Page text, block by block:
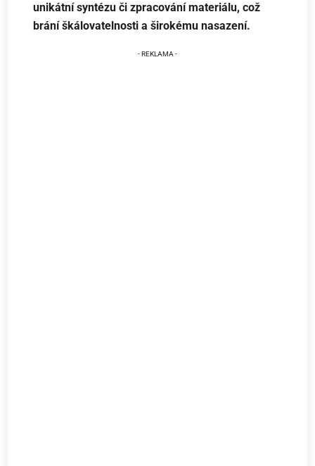
unikátní syntézu či zpracování materiálu, což
brání škálovatelnosti a širokému nasazení.